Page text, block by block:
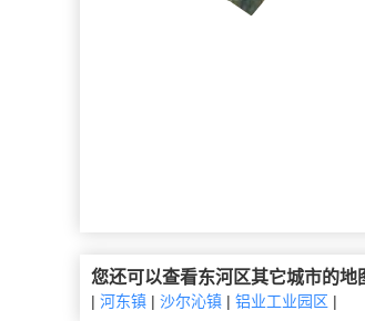
您还可以查看东河区其它城市的地
| 河东镇 | 沙尔沁镇 | 铝业工业园区 |